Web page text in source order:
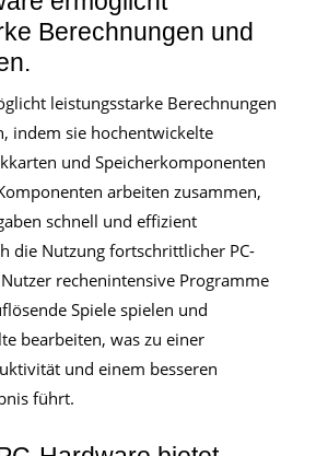
Berechnungen und
leistungsstarke Berechnungen
indem sie hochentwickelte
und Speicherkomponenten
arbeiten zusammen,
schnell und effizient
die Nutzung fortschrittlicher PC-
rechenintensive Programme
Spiele spielen und
bearbeiten, was zu einer
und einem besseren
führt.